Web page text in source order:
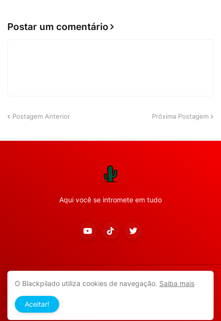
Postar um comentário
Postagem Anterior Próxima Postagem
Aqui você se intromete em tudo
Copyright ©2026Todos os direitos reservados.
APP ANDROID
O Blackpilado utiliza cookies de navegação. Saiba mais
Aceitar!